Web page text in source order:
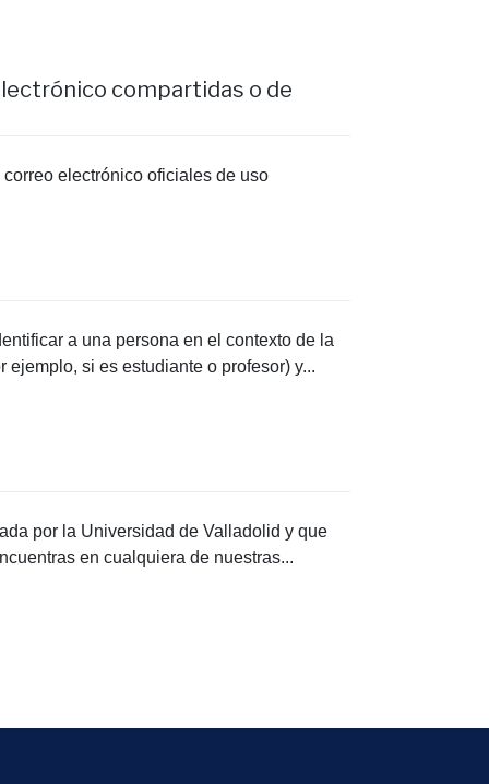
compartidas o de
correo electrónico oficiales de uso
a una persona en el contexto de la
si es estudiante o profesor) y...
por la Universidad de Valladolid y que
en cualquiera de nuestras...